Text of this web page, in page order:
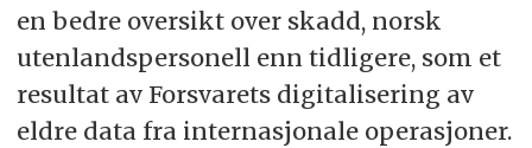
en bedre oversikt over skadd, norsk
utenlandspersonell enn tidligere, som et
resultat av Forsvarets digitalisering av
eldre data fra internasjonale operasjoner.